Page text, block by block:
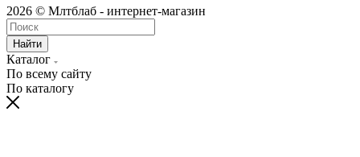
2026 © Млтблаб - интернет-магазин
Найти
Каталог
По всему сайту
По каталогу